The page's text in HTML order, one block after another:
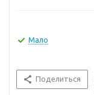
Мало
Поделиться